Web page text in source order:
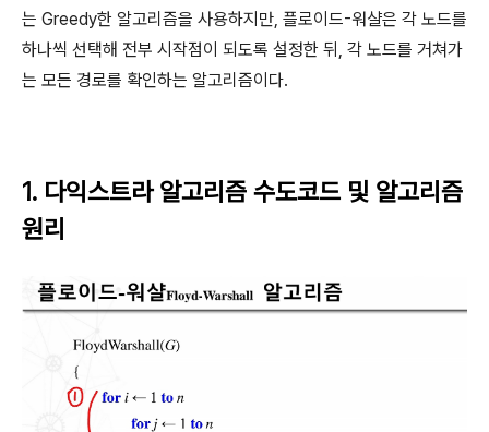
는 Greedy한 알고리즘을 사용하지만, 플로이드-워샬은 각 노드를
하나씩 선택해 전부 시작점이 되도록 설정한 뒤, 각 노드를 거쳐가
는 모든 경로를 확인하는 알고리즘이다.
1. 다익스트라 알고리즘 수도코드 및 알고리즘
원리